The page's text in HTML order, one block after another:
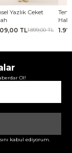
Yazlık Ceket
TL1.899,00 TL
Haki
Ol!
kabul ediyorum.